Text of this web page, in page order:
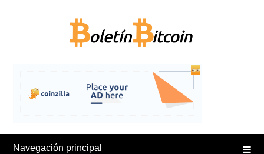
Navegación principal